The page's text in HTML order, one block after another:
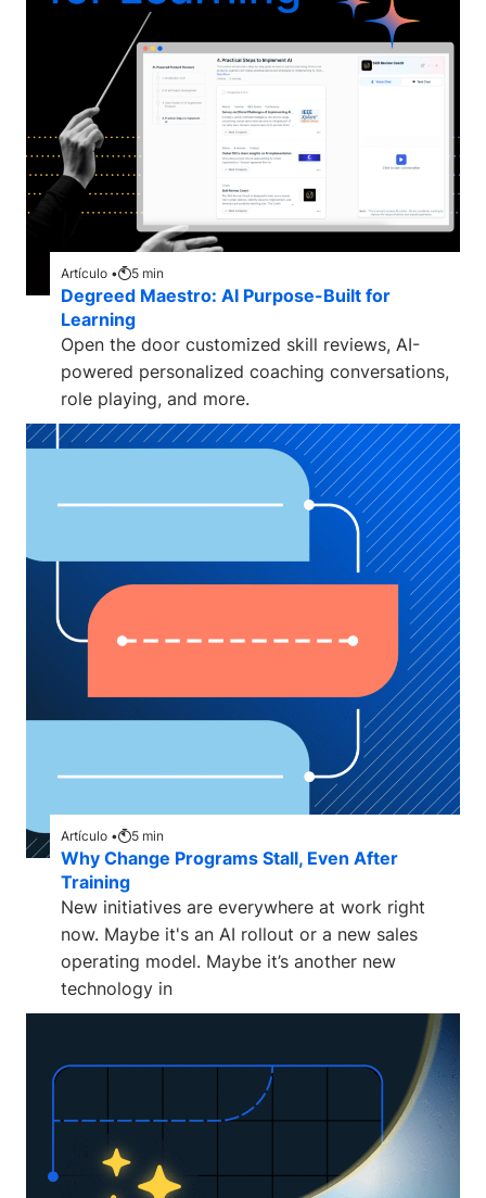
Artículo • 5 min
Degreed Maestro: AI Purpose-Built for
Learning
Open the door customized skill reviews, AI-
powered personalized coaching conversations,
role playing, and more.
Artículo • 5 min
Why Change Programs Stall, Even After
Training
New initiatives are everywhere at work right
now. Maybe it's an AI rollout or a new sales
operating model. Maybe it’s another new
technology in